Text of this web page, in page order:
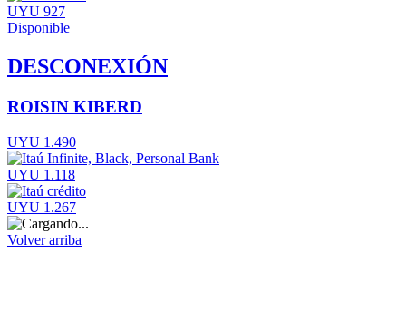
UYU 927
Disponible
DESCONEXIÓN
ROISIN KIBERD
UYU 1.490
UYU 1.118
UYU 1.267
Volver arriba